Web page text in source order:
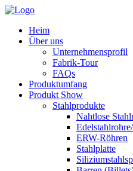
Heim
Über uns
Unternehmensprofil
Fabrik-Tour
FAQs
Produktumfang
Produkt Show
Stahlprodukte
Nahtlose
ERW-Röhren
Stahlplatte